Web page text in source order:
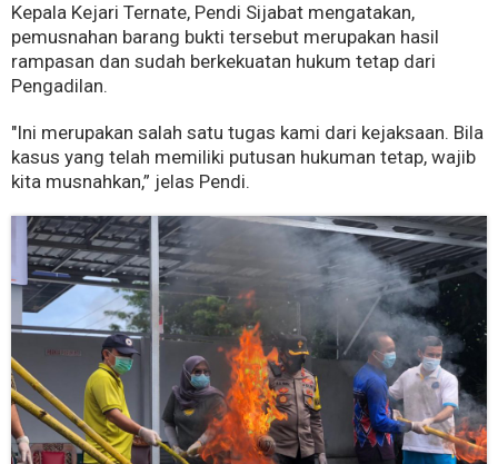
Kepala Kejari Ternate, Pendi Sijabat mengatakan,
pemusnahan barang bukti tersebut merupakan hasil
rampasan dan sudah berkekuatan hukum tetap dari
Pengadilan.
"Ini merupakan salah satu tugas kami dari kejaksaan. Bila
kasus yang telah memiliki putusan hukuman tetap, wajib
kita musnahkan,” jelas Pendi.